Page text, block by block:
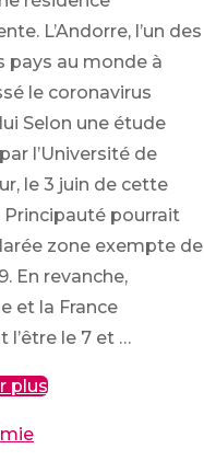
L’Andorre, l’un des
pays au monde à
le coronavirus
Selon une étude
l’Université de
le 3 juin de cette
Principauté pourrait
zone exempte de
En revanche,
et la France
l’être le 7 et …
plus